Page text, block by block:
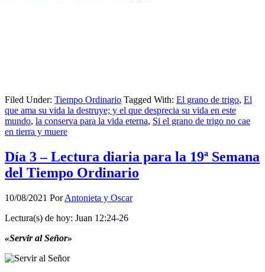
Filed Under: Tiempo Ordinario Tagged With: El grano de trigo, El
que ama su vida la destruye; y el que desprecia su vida en este
mundo, la conserva para la vida eterna, Si el grano de trigo no cae
en tierra y muere
Día 3 – Lectura diaria para la 19ª Semana
del Tiempo Ordinario
10/08/2021 PorAntonieta y Oscar
Lectura(s) de hoy: Juan 12:24-26
«Servir al Señor»